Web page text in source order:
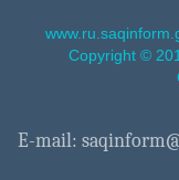
Copyright ©
E-mail: